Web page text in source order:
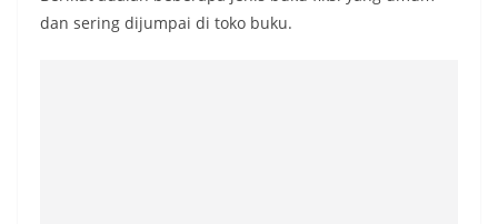
dan sering dijumpai di toko buku.